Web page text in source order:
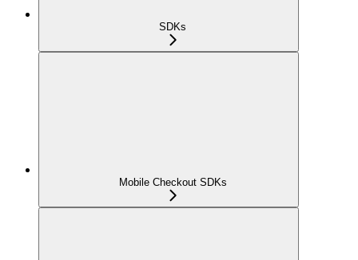
SDKs
Mobile Checkout SDKs